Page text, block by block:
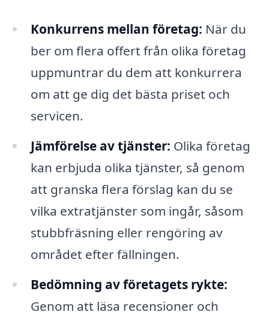
Konkurrens mellan företag: När du
ber om flera offert från olika företag
uppmuntrar du dem att konkurrera
om att ge dig det bästa priset och
servicen.
Jämförelse av tjänster: Olika företag
kan erbjuda olika tjänster, så genom
att granska flera förslag kan du se
vilka extratjänster som ingår, såsom
stubbfräsning eller rengöring av
området efter fällningen.
Bedömning av företagets rykte:
Genom att läsa recensioner och